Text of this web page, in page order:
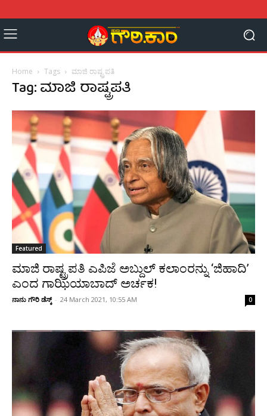
Home Tags ಮಾಜಿ ರಾಷ್ಟ್ರಪತಿ
Tag: ಮಾಜಿ ರಾಷ್ಟ್ರಪತಿ
Featured
ಮಾಜಿ ರಾಷ್ಟ್ರಪತಿ ಎಪಿಜೆ ಅಬ್ದುಲ್ ಕಲಾಂರನ್ನು ‘ಜಿಹಾದಿ’
ಎಂದ ಗಾಝಿಯಾಬಾದ್ ಅರ್ಚಕ!
ನಾನು ಗೌರಿ ಡೆಸ್ಕ್ - 24 March 2021, 10:55 AM 0